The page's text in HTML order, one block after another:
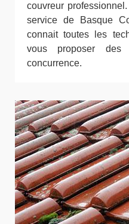
couvreur
service de Basque
connait toutes les
vous proposer
concurrence.